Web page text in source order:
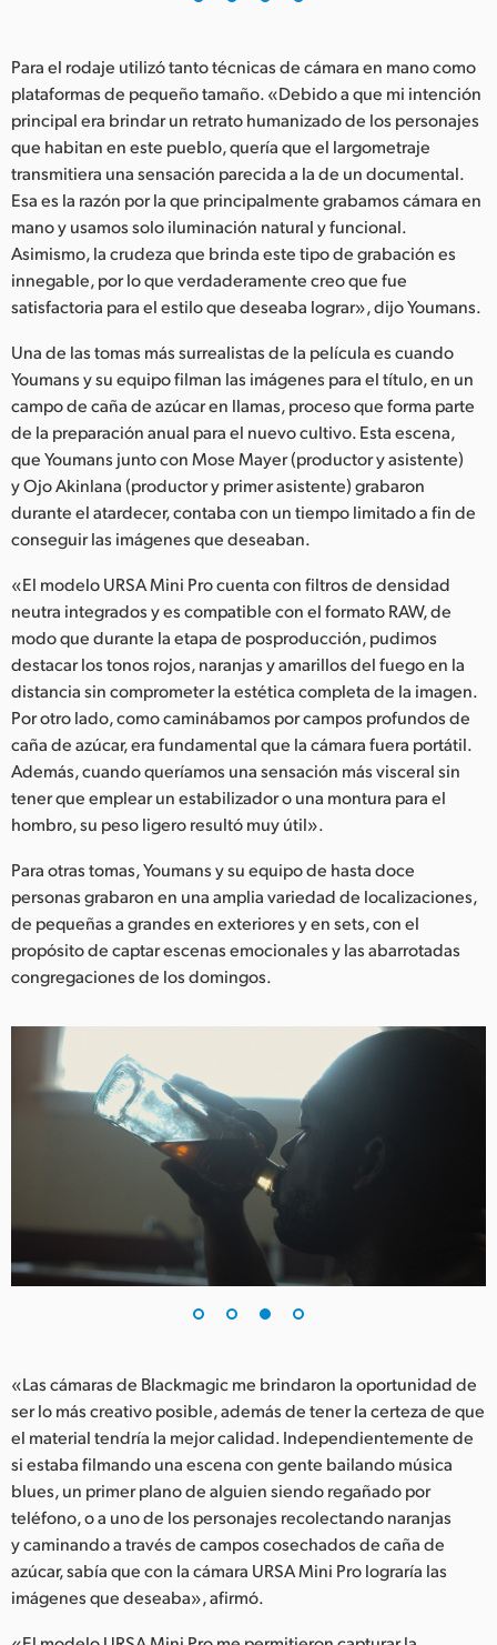
Para el rodaje utilizó tanto técnicas de cámara en mano como
plataformas de pequeño tamaño. «Debido a que mi intención
principal era brindar un retrato humanizado de los personajes
que habitan en este pueblo, quería que el largometraje
transmitiera una sensación parecida a la de un documental.
Esa es la razón por la que principalmente grabamos cámara en
mano y usamos solo iluminación natural y funcional.
Asimismo, la crudeza que brinda este tipo de grabación es
innegable, por lo que verdaderamente creo que fue
satisfactoria para el estilo que deseaba lograr», dijo Youmans.
Una de las tomas más surrealistas de la película es cuando
Youmans y su equipo filman las imágenes para el título, en un
campo de caña de azúcar en llamas, proceso que forma parte
de la preparación anual para el nuevo cultivo. Esta escena,
que Youmans junto con Mose Mayer (productor y asistente)
y Ojo Akinlana (productor y primer asistente) grabaron
durante el atardecer, contaba con un tiempo limitado a fin de
conseguir las imágenes que deseaban.
«El modelo URSA Mini Pro cuenta con filtros de densidad
neutra integrados y es compatible con el formato RAW, de
modo que durante la etapa de posproducción, pudimos
destacar los tonos rojos, naranjas y amarillos del fuego en la
distancia sin comprometer la estética completa de la imagen.
Por otro lado, como caminábamos por campos profundos de
caña de azúcar, era fundamental que la cámara fuera portátil.
Además, cuando queríamos una sensación más visceral sin
tener que emplear un estabilizador o una montura para el
hombro, su peso ligero resultó muy útil».
Para otras tomas, Youmans y su equipo de hasta doce
personas grabaron en una amplia variedad de localizaciones,
de pequeñas a grandes en exteriores y en sets, con el
propósito de captar escenas emocionales y las abarrotadas
congregaciones de los domingos.
«Las cámaras de Blackmagic me brindaron la oportunidad de
ser lo más creativo posible, además de tener la certeza de que
el material tendría la mejor calidad. Independientemente de
si estaba filmando una escena con gente bailando música
blues, un primer plano de alguien siendo regañado por
teléfono, o a uno de los personajes recolectando naranjas
y caminando a través de campos cosechados de caña de
azúcar, sabía que con la cámara URSA Mini Pro lograría las
imágenes que deseaba», afirmó.